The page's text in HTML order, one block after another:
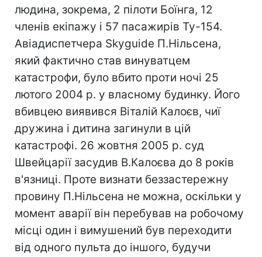
людина, зокрема, 2 пілоти Боїнга, 12
членів екіпажу і 57 пасажирів Ту-154.
Авіадиспетчера Skyguide П.Нільсена,
який фактично став винуватцем
катастрофи, було вбито проти ночі 25
лютого 2004 р. у власному будинку. Його
вбивцею виявився Віталій Калоєв, чиї
дружина і дитина загинули в цій
катастрофі. 26 жовтня 2005 р. суд
Швейцарії засудив В.Калоєва до 8 років
в'язниці. Проте визнати беззастережну
провину П.Нільсена не можна, оскільки у
момент аварії він перебував на робочому
місці один і вимушений був переходити
від одного пульта до іншого, будучи